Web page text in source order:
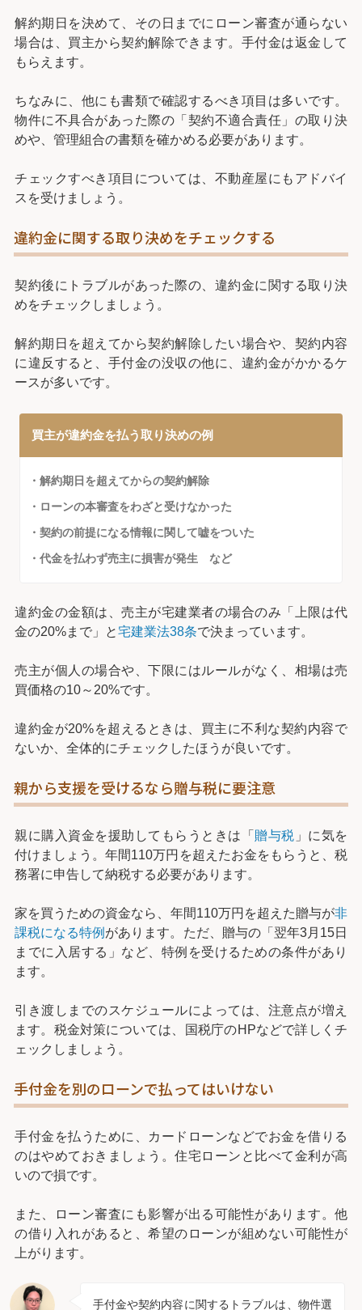
解約期日を決めて、その日までにローン審査が通らない
場合は、買主から契約解除できます。手付金は返金して
もらえます。
ちなみに、他にも書類で確認するべき項目は多いです。
物件に不具合があった際の「契約不適合責任」の取り決
めや、管理組合の書類を確かめる必要があります。
チェックすべき項目については、不動産屋にもアドバイ
スを受けましょう。
違約金に関する取り決めをチェックする
契約後にトラブルがあった際の、違約金に関する取り決
めをチェックしましょう。
解約期日を超えてから契約解除したい場合や、契約内容
に違反すると、手付金の没収の他に、違約金がかかるケ
ースが多いです。
買主が違約金を払う取り決めの例
・解約期日を超えてからの契約解除
・ローンの本審査をわざと受けなかった
・契約の前提になる情報に関して嘘をついた
・代金を払わず売主に損害が発生 など
違約金の金額は、売主が宅建業者の場合のみ「上限は代
金の20%まで」と宅建業法38条で決まっています。
売主が個人の場合や、下限にはルールがなく、相場は売
買価格の10～20%です。
違約金が20%を超えるときは、買主に不利な契約内容で
ないか、全体的にチェックしたほうが良いです。
親から支援を受けるなら贈与税に要注意
親に購入資金を援助してもらうときは「 贈与税 」に気を
付けましょう。年間110万円を超えたお金をもらうと、税
務署に申告して納税する必要があります。
家を買うための資金なら、年間110万円を超えた贈与が非
課税になる特例 があります。ただ、贈与の「翌年3月15日
までに入居する」など、特例を受けるための条件があり
ます。
引き渡しまでのスケジュールによっては、注意点が増え
ます。税金対策については、国税庁のHPなどで詳しくチ
ェックしましょう。
手付金を別のローンで払ってはいけない
手付金を払うために、カードローンなどでお金を借りる
のはやめておきましょう。住宅ローンと比べて金利が高
いので損です。
また、ローン審査にも影響が出る可能性があります。他
の借り入れがあると、希望のローンが組めない可能性が
上がります。
手付金や契約内容に関するトラブルは、物件選